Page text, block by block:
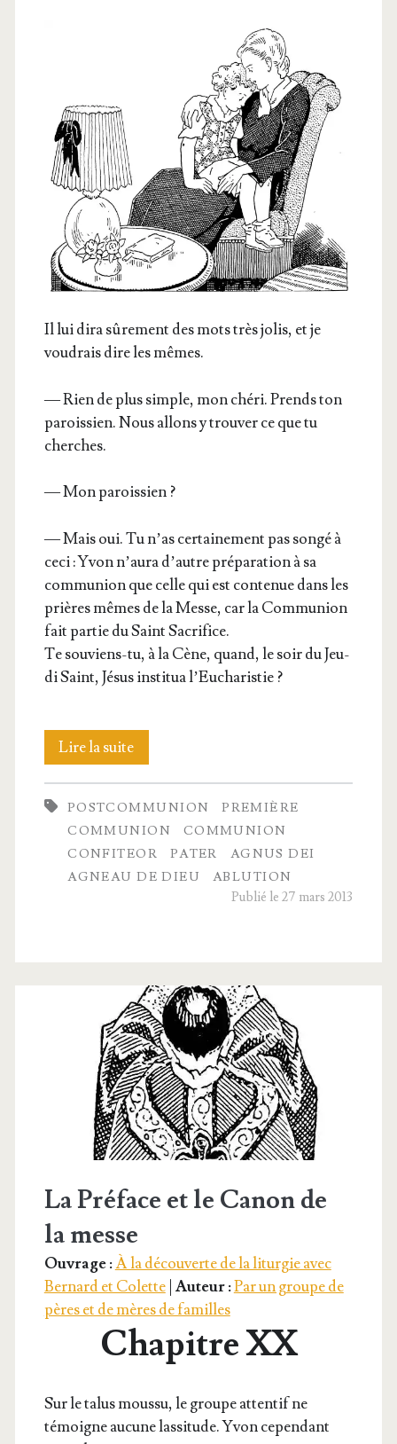
Il lui dira sûre­ment des mots très jolis, et je
vou­drais dire les mêmes.
— Rien de plus simple, mon ché­ri. Prends ton
parois­sien. Nous allons y trou­ver ce que tu
cherches.
— Mon paroissien ?
— Mais oui. Tu n’as cer­tai­ne­ment pas son­gé à
ceci : Yvon n’aura d’autre pré­pa­ra­tion à sa
com­mu­nion que celle qui est conte­nue dans les
prières mêmes de la Messe, car la Com­mu­nion
fait par­tie du Saint Sacrifice.
Te sou­viens-tu, à la Cène, quand, le soir du Jeu­
di Saint, Jésus ins­ti­tua l’Eucharistie ?
Lire la suiteLa
sainte
communion
POSTCOMMUNION
PREMIÈRE
COMMUNION
COMMUNION
CONFITEOR
PATER
AGNUS DEI
AGNEAU DE DIEU
ABLUTION
Publié le 27 mars 2013
La Préface et le Canon de
la messe
Ouvrage :À la découverte de la liturgie avec
Bernard et Colette| Auteur :Par un groupe de
pères et de mères de familles
Chapitre XX
Sur le talus mous­su, le groupe atten­tif ne
témoigne aucune las­si­tude. Yvon cepen­dant